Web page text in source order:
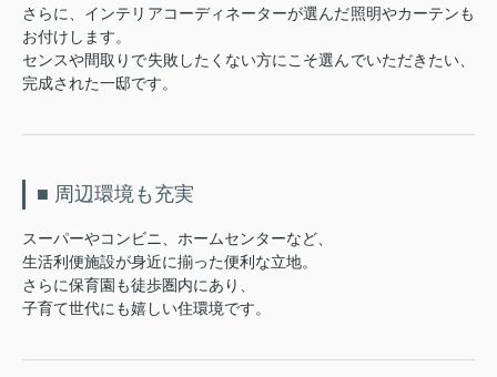
さらに、インテリアコーディネーターが選んだ照明やカーテンも
お付けします。
センスや間取りで失敗したくない方にこそ選んでいただきたい、
完成された一邸です。
■ 周辺環境も充実
スーパーやコンビニ、ホームセンターなど、
生活利便施設が身近に揃った便利な立地。
さらに保育園も徒歩圏内にあり、
子育て世代にも嬉しい住環境です。